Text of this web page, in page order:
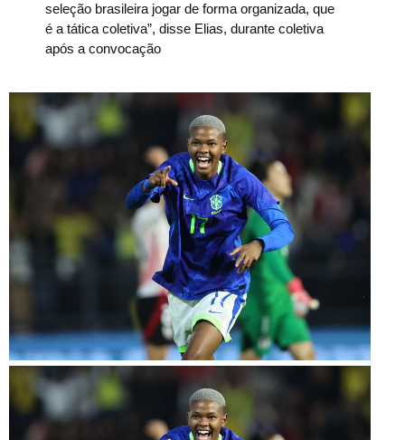
seleção brasileira jogar de forma organizada, que
é a tática coletiva”, disse Elias, durante coletiva
após a convocação